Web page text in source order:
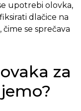
upotrebi olovka,
dlačice na
se sprečava
za